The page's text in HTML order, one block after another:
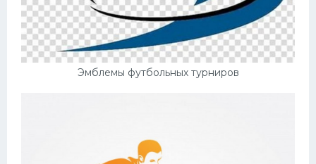
Эмблемы футбольных турниров